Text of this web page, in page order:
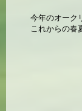
今年のオーク
これからの春